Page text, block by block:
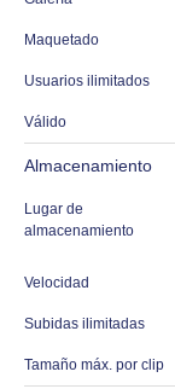
Maquetado
Usuarios ilimitados
Válido
Almacenamiento
Lugar de
almacenamiento
Velocidad
Subidas ilimitadas
Tamaño máx. por clip